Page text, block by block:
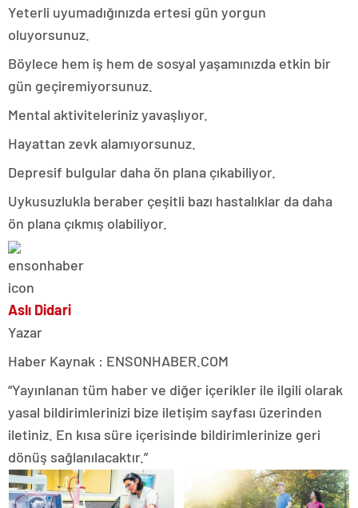
Yeterli uyumadığınızda ertesi gün yorgun
oluyorsunuz.
Böylece hem iş hem de sosyal yaşamınızda etkin bir
gün geçiremiyorsunuz.
Mental aktiviteleriniz yavaşlıyor.
Hayattan zevk alamıyorsunuz.
Depresif bulgular daha ön plana çıkabiliyor.
Uykusuzlukla beraber çeşitli bazı hastalıklar da daha
ön plana çıkmış olabiliyor.
Aslı Didari
Yazar
Haber Kaynak : ENSONHABER.COM
“Yayınlanan tüm haber ve diğer içerikler ile ilgili olarak
yasal bildirimlerinizi bize iletişim sayfası üzerinden
iletiniz. En kısa süre içerisinde bildirimlerinize geri
dönüş sağlanılacaktır.”